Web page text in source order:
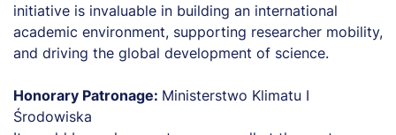
initiative is invaluable in building an international
academic environment, supporting researcher mobility,
and driving the global development of science.
Honorary Patronage: Ministerstwo Klimatu I
Środowiska